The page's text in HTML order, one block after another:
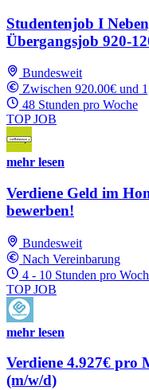
Studentenjob I
Übergangsjob 920-
Bundesweit
Zwischen 920.00€ und
48 Stunden pro Woche
TOP JOB
mehr lesen
Verdiene Geld im
bewerben!
Bundesweit
Nach Vereinbarung
4 - 10 Stunden pro
TOP JOB
mehr lesen
Verdiene 4.927€ pro
(m/w/d)